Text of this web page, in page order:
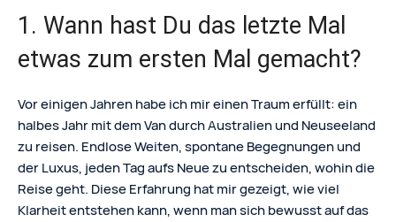
1. Wann hast Du das letzte Mal
etwas zum ersten Mal gemacht?
Vor einigen Jahren habe ich mir einen Traum erfüllt: ein
halbes Jahr mit dem Van durch Australien und Neuseeland
zu reisen. Endlose Weiten, spontane Begegnungen und
der Luxus, jeden Tag aufs Neue zu entscheiden, wohin die
Reise geht. Diese Erfahrung hat mir gezeigt, wie viel
Klarheit entstehen kann, wenn man sich bewusst auf das